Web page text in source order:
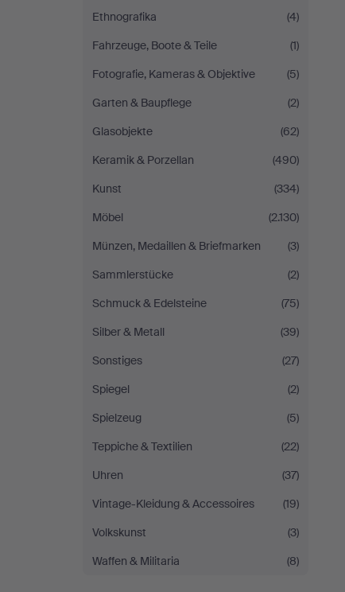
Ethnografika
(4)
Fahrzeuge, Boote & Teile
(1)
Fotografie, Kameras & Objektive
(5)
Garten & Baupflege
(2)
Glasobjekte
(62)
Keramik & Porzellan
(490)
Kunst
(334)
Möbel
(2.130)
Münzen, Medaillen & Briefmarken
(3)
Sammlerstücke
(2)
Schmuck & Edelsteine
(75)
Silber & Metall
(39)
Sonstiges
(27)
Spiegel
(2)
Spielzeug
(5)
Teppiche & Textilien
(22)
Uhren
(37)
Vintage-Kleidung & Accessoires
(19)
Volkskunst
(3)
Waffen & Militaria
(8)